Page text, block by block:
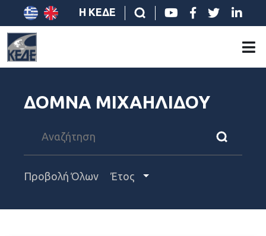
Η ΚΕΔΕ
ΔΟΜΝΑ ΜΙΧΑΗΛΙΔΟΥ
Προβολή Όλων Έτος